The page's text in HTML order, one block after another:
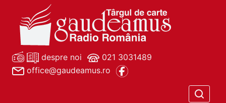
despre noi
021 3031489
office@gaudeamus.ro